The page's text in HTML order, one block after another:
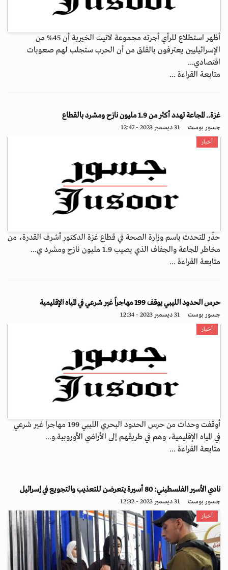
أظهر استطلاع للرأي أجرته مجموعة لاتيت الخيرية أن 45% من
الإسرائيليين يعترفون بالقلق من أن الحرب ستجلب لهم صعوبات
اقتصادي...
متابعة القراءة ...
غزة.. المجاعة تهدد أكثر من 1.9 مليون نازح ومشرد بالقطاع
جسور بوست 31 ديسمبر 2023 - 12:47
أخبار
حذّر المتحدث باسم وزارة الصحة في قطاع غزة الدكتور أشرف القدرة، من
مخاطر المجاعة والجفاف الذي يصيب 1.9 مليون نازح ومشرد ي...
متابعة القراءة ...
حرس الحدود الليبي يوقف 199 مهاجراً غير شرعي في المياه ‏الإقليمية
جسور بوست 31 ديسمبر 2023 - 12:34
أخبار
أوقفت وحدات من حرس الحدود البحري الليبي 199 مهاجرا غير شرعي
في المياه ‏الإقليمية، وهم في طريقهم إلى الأراضي الأوروبية.‏و...
متابعة القراءة ...
نادي الأسير الفلسطيني: 80 أسيرة يتعرضن للتعذيب والتجويع في إسرائيل
جسور بوست 31 ديسمبر 2023 - 12:32
أخبار